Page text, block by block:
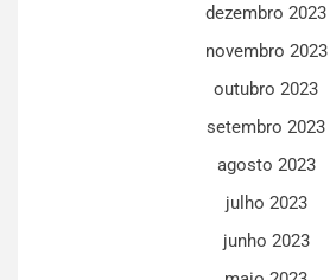
dezembro 2023
novembro 2023
outubro 2023
setembro 2023
agosto 2023
julho 2023
junho 2023